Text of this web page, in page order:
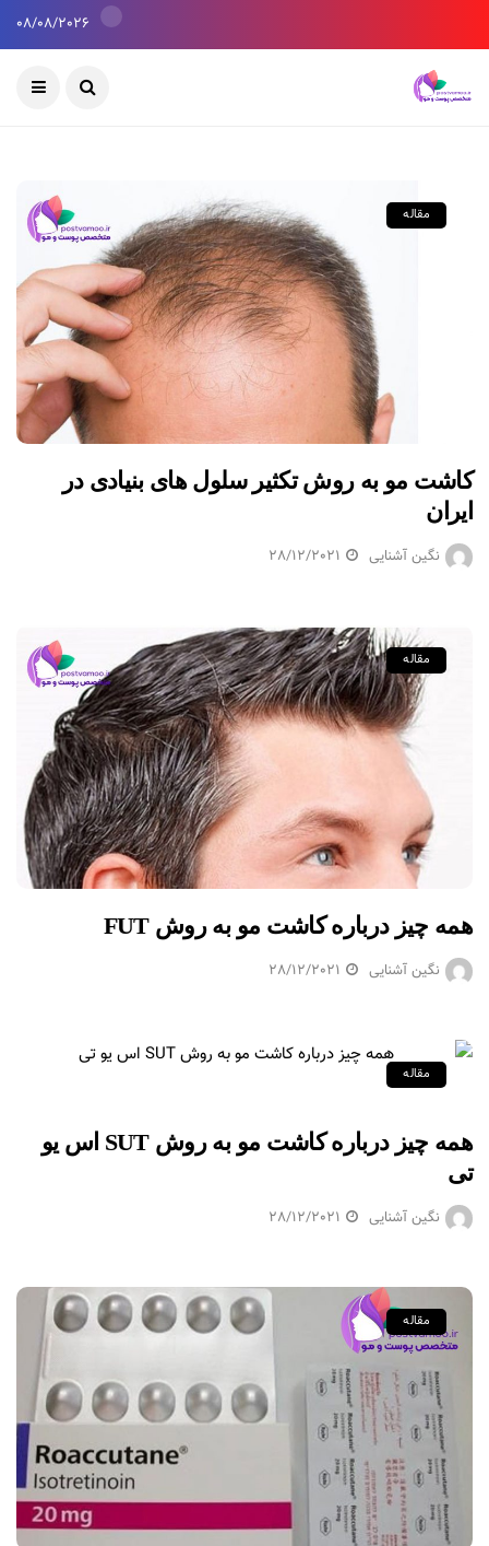
08/08/2026
مقاله
کاشت مو به روش تکثیر سلول های بنیادی در
ایران
نگین آشنایی 28/12/2021
مقاله
همه چیز درباره کاشت مو به روش FUT
نگین آشنایی 28/12/2021
مقاله
همه چیز درباره کاشت مو به روش SUT اس یو
تی
نگین آشنایی 28/12/2021
مقاله